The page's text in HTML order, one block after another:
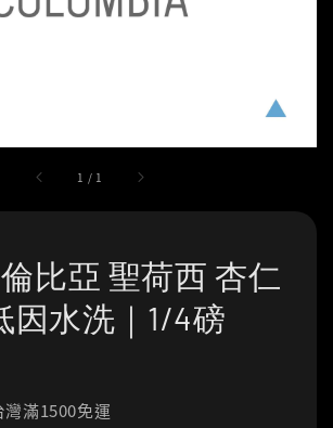
1 / 1
比亞 聖荷西 杏仁
因水洗｜1/4磅
灣滿1500免運